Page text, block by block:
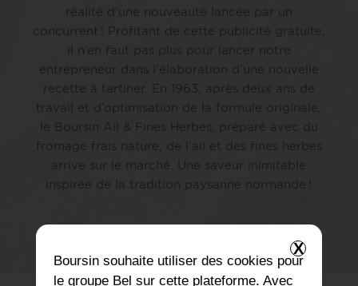
réalité d’une nouveauté lancée par un
concurrent ! Profitant de cette publicité gratuite,
il n’en faut pas plus pour lancer notre
entrepreneur dans l’élaboration d’une nouvelle
recette à tartiner. En 1963, après deux ans de
travail et d’optimisation de la formule originale,
le Boursin Ail & Fines Herbes, préparé avec du
fromage frais nature, de l’ail et des fines herbes
arrive sur le marché. Une saveur inimitable
inspirée de la tradition paysanne normande !
X
Boursin souhaite utiliser des cookies pour
le groupe Bel sur cette plateforme. Avec